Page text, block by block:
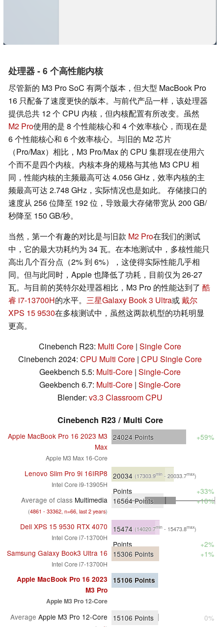
处理器 - 6 个高性能内核
尽管新的 M3 Pro SoC 有两个版本，但大型 MacBook Pro
16 只配备了速度更快的版本。与前代产品一样，该处理器
提供总共 12 个 CPU 内核，但内核配置有所改变。虽然
M2 Pro使用的是 8 个性能核心和 4 个效率核心，而现在是
6 个性能核心和 6 个效率核心。与旧的 M2 芯片
（Pro/Max）相比，M3 Pro/Max 的 CPU 集群现在使用六
个而不是四个内核。内核本身的规格与其他 M3 CPU 相
同，性能内核的主频最高可达 4.056 GHz，效率内核的主
频最高可达 2.748 GHz，实际情况也是如此。 存储接口的
速度从 256 位降至 192 位，导致最大存储带宽从 200 GB/
秒降至 150 GB/秒。
当然，第一个有趣的对比是与旧款 M2 Pro在我们的测试
中，它的最大功耗约为 34 瓦。在本地测试中，多核性能只
高出几个百分点（2% 到 6%），这使得实际性能几乎相
同。但与此同时，Apple 也降低了功耗，目前仅为 26-27
瓦。与目前的英特尔处理器相比，M3 Pro 的性能达到了 酷
睿 i7-13700H的水平。 三星Galaxy Book 3 Ultra或戴尔
XPS 15 9530在多核测试中，虽然这两款机型的功耗明显
更高。
Cinebench R23: Multi Core | Single Core
Cinebench 2024: CPU Multi Core | CPU Single Core
Geekbench 5.5: Multi-Core | Single-Core
Geekbench 6.7: Multi-Core | Single-Core
Blender: v3.3 Classroom CPU
Cinebench R23 / Multi Core
Apple MacBook Pro 16 2023 M3
Max
Apple M3 Max 16-Core
24024 Points +59%
Lenovo Slim Pro 9i 16IRP8
Intel Core i9-13905H
20034 (17303.9min - 20033.7max)
Points
+33%
Average of class Multimedia
(4861 - 33362, n=66, last 2 years)
16564Points +10%
Dell XPS 15 9530 RTX 4070
Intel Core i7-13700H
15474 (14020.7min - 15473.8max)
Points
+2%
Samsung Galaxy Book3 Ultra 16
Intel Core i7-13700H
15306 Points +1%
Apple MacBook Pro 16 2023
M3 Pro
Apple M3 Pro 12-Core
15106 Points
Average Apple M3 Pro 12-Core 15106 Points 0%